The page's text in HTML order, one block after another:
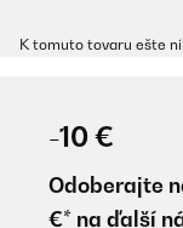
K tomuto tovaru ešte
-10 €
Odoberajte
€* na ďalší